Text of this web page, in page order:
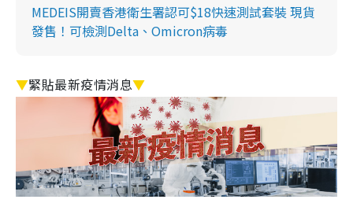
MEDEIS開賣香港衛生署認可$18快速測試套裝 現貨
發售！可檢測Delta、Omicron病毒
▼緊貼最新疫情消息▼